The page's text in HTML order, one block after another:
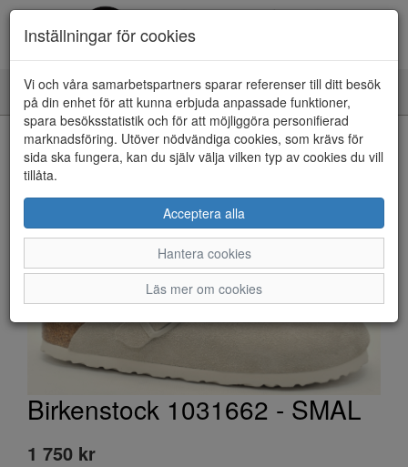
Toggle
navigation
HEM
Birkenstock 1031662 - SMAL
1 750 kr
Inställningar för cookies
Vi och våra samarbetspartners sparar referenser till ditt besök
på din enhet för att kunna erbjuda anpassade funktioner,
spara besöksstatistik och för att möjliggöra personifierad
marknadsföring. Utöver nödvändiga cookies, som krävs för
sida ska fungera, kan du själv välja vilken typ av cookies du vill
tillåta.
Acceptera alla
Hantera cookies
Läs mer om cookies